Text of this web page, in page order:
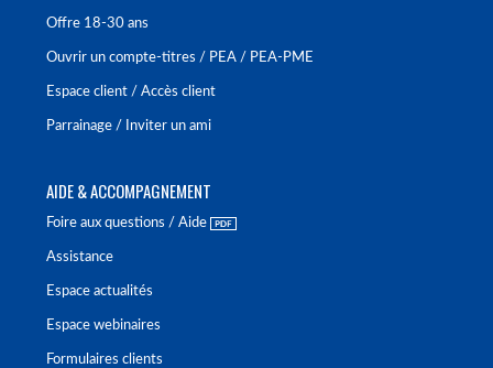
Offre 18-30 ans
Ouvrir un compte-titres / PEA / PEA-PME
Espace client / Accès client
Parrainage / Inviter un ami
AIDE & ACCOMPAGNEMENT
Foire aux questions / Aide
Assistance
Espace actualités
Espace webinaires
Formulaires clients